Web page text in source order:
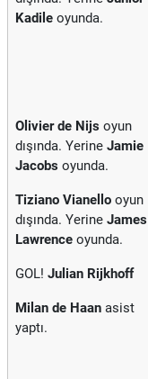
Kadile oyunda.
Olivier de Nijs oyun
dışında. Yerine Jamie
Jacobs oyunda.
Tiziano Vianello oyun
dışında. Yerine James
Lawrence oyunda.
GOL! Julian Rijkhoff
Milan de Haan asist
yaptı.